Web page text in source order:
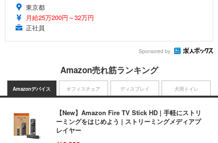
東京都
月給25万200円～32万円
正社員
Sponsored by
Amazon売れ筋ランキング
Amazonデバイス
【New】Amazon Fire TV Stick HD | 手軽にストリ
ーミングをはじめよう | ストリーミングメディアプ
レイヤー
オフィスチェア ディスプレイ 犬用トイレ